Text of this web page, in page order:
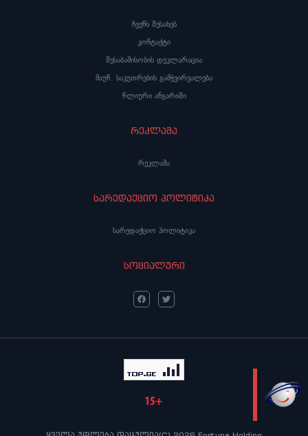
LIVE
ჩვენს შესახებ
კონტაქტი
შესაბამისობის დეკლარაცია
მაუწ. საკუთრების გამჭვირვალება
წლიური ანგარიში
რეკლამა
რეკლამა
სარედაქციო პოლიტიკა
სარედაქციო პოლიტიკა
სოციალური